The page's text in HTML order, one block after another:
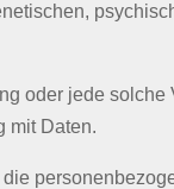
oder jede
mit Daten.